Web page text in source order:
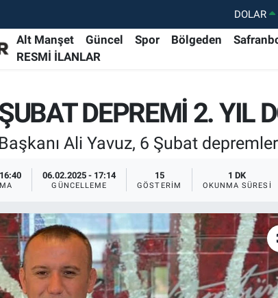
DOLAR
EURO
BİST100
BITCOIN
Alt Manşet Güncel Spor Bölgeden
RESMİ İLANLAR
DEPREMİ 2. YIL
Ali Yavuz, 6 Şubat
06.02.2025 - 17:14
GÜNCELLEME
15
GÖSTERIM
1 DK
OKUNMA SÜRESI